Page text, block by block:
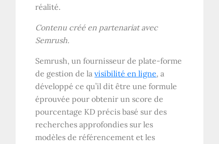
réalité.
Contenu créé en partenariat avec
Semrush.
Semrush, un fournisseur de plate-forme
de gestion de lavisibilité en ligne, a
développé ce qu’il dit être une formule
éprouvée pour obtenir un score de
pourcentage KD précis basé sur des
recherches approfondies sur les
modèles de référencement et les